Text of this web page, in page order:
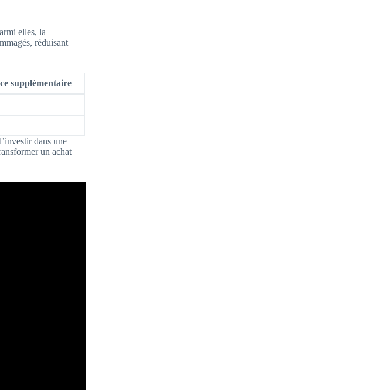
elles, la
réduisant
supplémentaire
dans une
un achat